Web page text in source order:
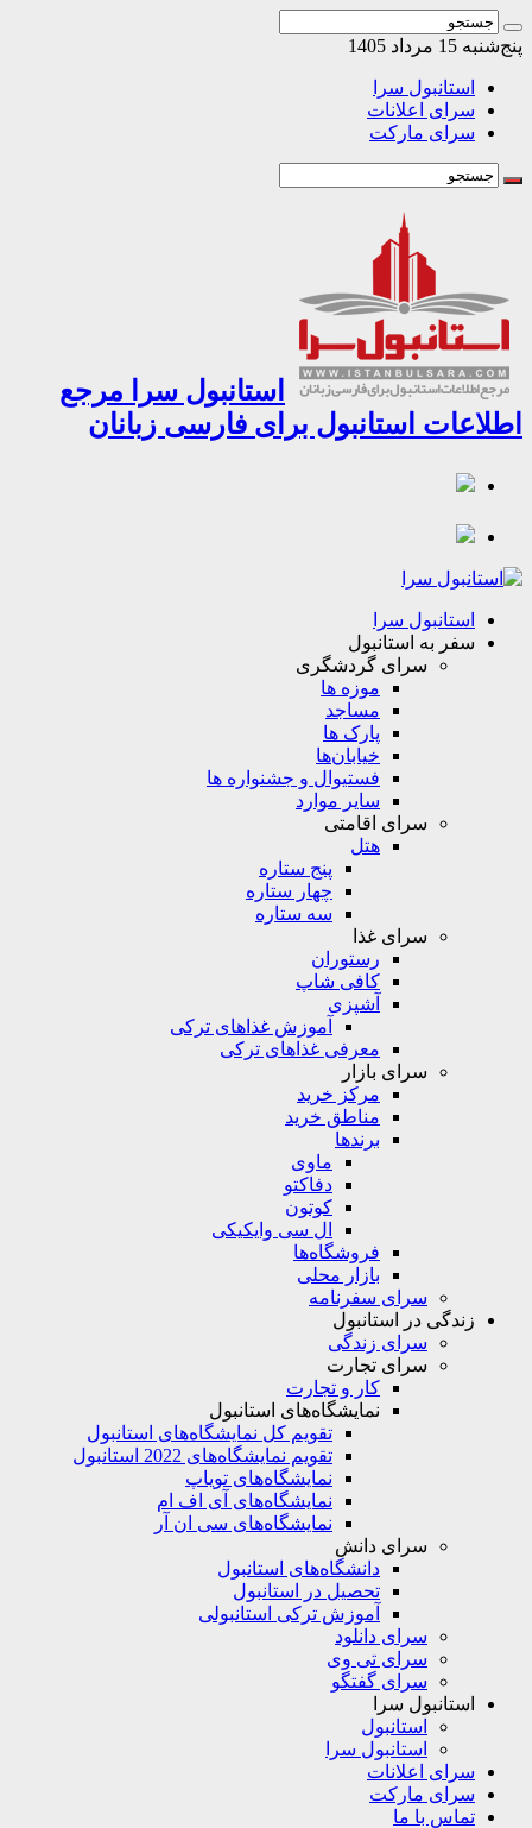
مرداد 1405
استانبول سرا
سرای اعلانات
سرای مارکت
استانبول سرا مرجع
استانبول برای فارسی زبانان
استانبول سرا
سفر به استانبول
سرای گردشگری
موزه ها
مساجد
پارک ها
خیابان‌ها
فستیوال و جشنواره ها
سایر موارد
سرای اقامتی
هتل
پنج ستاره
چهار ستاره
سه ستاره
سرای غذا
رستوران
کافی شاپ
آشپزی
آموزش غذاهای ترکی
معرفی غذاهای ترکی
سرای بازار
مرکز خرید
مناطق خرید
برندها
ماوی
دفاکتو
کوتون
ال سی وایکیکی
فروشگاه‌ها
بازار محلی
سرای سفرنامه
زندگی در استانبول
سرای زندگی
سرای تجارت
کار و تجارت
نمایشگاه‌های استانبول
تقویم کل نمایشگاه‌های استانبول
تقویم نمایشگاه‌های 2022 استانبول
نمایشگاه‌های تویاپ
نمایشگاه‌های آی اف ام
نمایشگاه‌های سی ان آر
سرای دانش
دانشگاه‌های استانبول
تحصیل در استانبول
آموزش ترکی استانبولی
سرای دانلود
سرای تی وی
سرای گفتگو
استانبول سرا
استانبول
استانبول سرا
سرای اعلانات
سرای مارکت
تماس با ما